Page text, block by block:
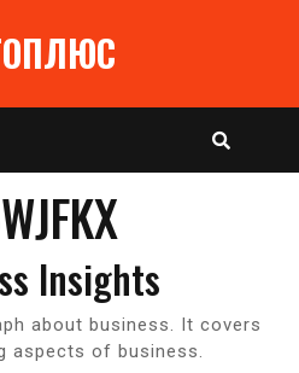
Insights
about business. It covers
aspects of business.